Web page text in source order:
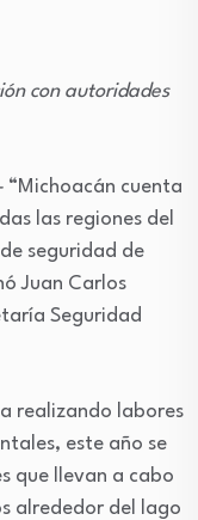
con autoridades
“Michoacán cuenta
las regiones del
seguridad de
Juan Carlos
Seguridad
realizando labores
este año se
que llevan a cabo
alrededor del lago